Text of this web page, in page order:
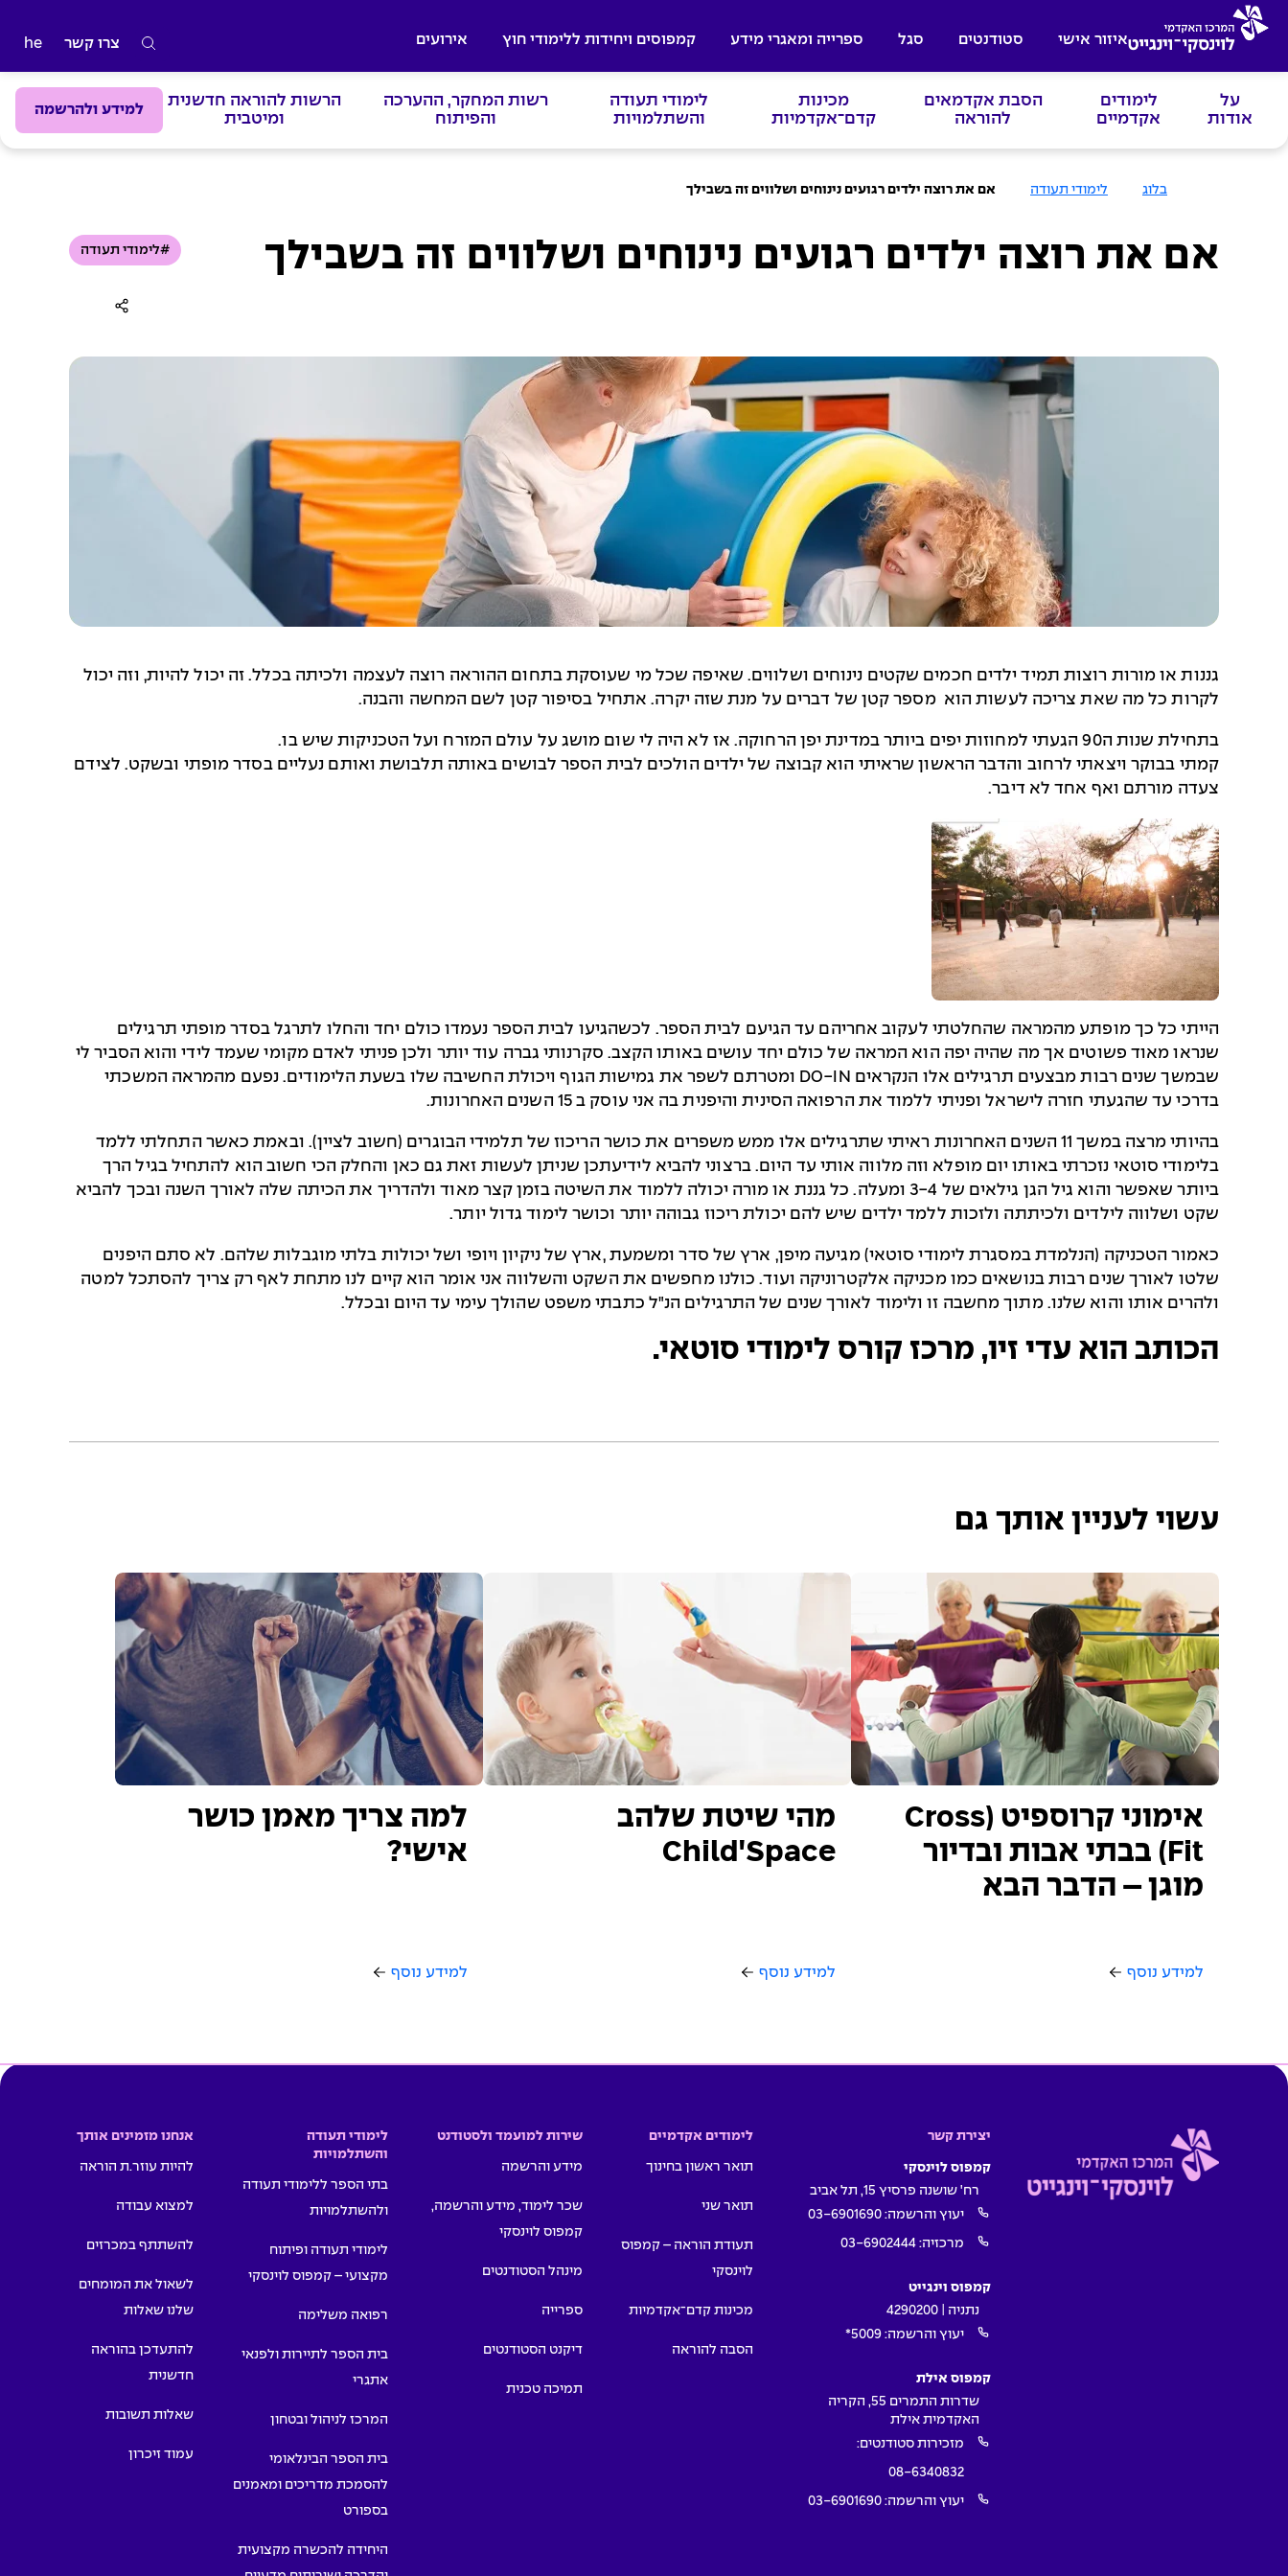
איזור אישי סטודנטים סגל ספרייה ומאגרי מידע קמפוסים ויחידות ללימודי חוץ
אירועים
ל
ד
י
ם
צרו קשר he
על
אודות
לימודים
אקדמיים
הסבת אקדמאים
להוראה
מכינות
קדם־אקדמיות
לימודי תעודה
והשתלמויות
רשות המחקר, ההערכה
והפיתוח
הרשות להוראה חדשנית
ומיטבית
למידע ולהרשמה
ה
ב
י
בלוג לימודי תעודה אם את רוצה ילדים רגועים נינוחים ושלווים זה בשבילך
אם את רוצה ילדים רגועים נינוחים ושלווים זה בשבילך #לימודי תעודה
גננות או מורות רוצות תמיד ילדים חכמים שקטים נינוחים ושלווים. שאיפה שכל מי שעוסקת בתחום ההוראה רוצה לעצמה ולכיתה בכלל. זה יכול להיות, וזה יכול
לקרות כל מה שאת צריכה לעשות הוא מספר קטן של דברים על מנת שזה יקרה. אתחיל בסיפור קטן לשם המחשה והבנה.
בתחילת שנות ה90 הגעתי למחוזות יפים ביותר במדינת יפן הרחוקה. אז לא היה לי שום מושג על עולם המזרח ועל הטכניקות שיש בו.
קמתי בבוקר ויצאתי לרחוב והדבר הראשון שראיתי הוא קבוצה של ילדים הולכים לבית הספר לבושים באותה תלבושת ואותם נעליים בסדר מופתי ובשקט. לצידם
צעדה מורתם ואף אחד לא דיבר.
הייתי כל כך מופתע מהמראה שהחלטתי לעקוב אחריהם עד הגיעם לבית הספר. לכשהגיעו לבית הספר נעמדו כולם יחד והחלו לתרגל בסדר מופתי תרגילים
שנראו מאוד פשוטים אך מה שהיה יפה הוא המראה של כולם יחד עושים באותו הקצב. סקרנותי גברה עוד יותר ולכן פניתי לאדם מקומי שעמד לידי והוא הסביר לי
שבמשך שנים רבות מבצעים תרגילים אלו הנקראים DO-IN ומטרתם לשפר את גמישות הגוף ויכולת החשיבה שלו בשעת הלימודים. נפעם מהמראה המשכתי
בדרכי עד שהגעתי חזרה לישראל ופניתי ללמוד את הרפואה הסינית והיפנית בה אני עוסק ב 15 השנים האחרונות.
בהיותי מרצה במשך 11 השנים האחרונות ראיתי שתרגילים אלו ממש משפרים את כושר הריכוז של תלמידי הבוגרים (חשוב לציין). ובאמת כאשר התחלתי ללמד
בלימודי סוטאי נזכרתי באותו יום מופלא וזה מלווה אותי עד היום. ברצוני להביא לידיעתכן שניתן לעשות זאת גם כאן והחלק הכי חשוב הוא להתחיל בגיל הרך
ביותר שאפשר והוא גיל הגן גילאים של 3-4 ומעלה. כל גננת או מורה יכולה ללמוד את השיטה בזמן קצר מאוד ולהדריך את הכיתה שלה לאורך השנה ובכך להביא
שקט ושלווה לילדים ולכיתתה ולזכות ללמד ילדים שיש להם יכולת ריכוז גבוהה יותר וכושר לימוד גדול יותר.
כאמור הטכניקה (הנלמדת במסגרת לימודי סוטאי) מגיעה מיפן, ארץ של סדר ומשמעת ,ארץ של ניקיון ויופי ושל יכולות בלתי מוגבלות שלהם. לא סתם היפנים
שלטו לאורך שנים רבות בנושאים כמו מכניקה אלקטרוניקה ועוד. כולנו מחפשים את השקט והשלווה אני אומר הוא קיים לנו מתחת לאף רק צריך להסתכל למטה
ולהרים אותו והוא שלנו. מתוך מחשבה זו ולימוד לאורך שנים של התרגילים הנ"ל כתבתי משפט שהולך עימי עד היום ובכלל.
הכותב הוא עדי זיו, מרכז קורס לימודי סוטאי.
עשוי לעניין אותך גם
אימוני קרוספיט (Cross
Fit) בבתי אבות ובדיור
מוגן – הדבר הבא
למידע נוסף
מהי שיטת שלהב
Child'Space
למידע נוסף
למה צריך מאמן כושר
אישי?
למידע נוסף
יצירת קשר
קמפוס לוינסקי
רח' שושנה פרסיץ 15, תל אביב
יעוץ והרשמה: 03-6901690
מרכזיה: 03-6902444
קמפוס וינגייט
נתניה | 4290200
יעוץ והרשמה: 5009*
קמפוס אילת
שדרות התמרים 55, הקריה
האקדמית אילת
מזכירות סטודנטים:
08-6340832
יעוץ והרשמה: 03-6901690
לימודים אקדמיים
תואר ראשון בחינוך
תואר שני
תעודת הוראה – קמפוס
לוינסקי
מכינות קדם־אקדמיות
הסבה להוראה
שירות למועמד ולסטודנט
מידע והרשמה
שכר לימוד, מידע והרשמה,
קמפוס לוינסקי
מינהל הסטודנטים
ספרייה
דיקנט הסטודנטים
תמיכה טכנית
לימודי תעודה
והשתלמויות
בתי הספר ללימודי תעודה
ולהשתלמויות
לימודי תעודה ופיתוח
מקצועי – קמפוס לוינסקי
רפואה משלימה
בית הספר לתיירות ולפנאי
אתגרי
המרכז לניהול ובטחון
בית הספר הבינלאומי
להסמכת מדריכים ומאמנים
בספורט
היחידה להכשרה מקצועית
אנחנו מזמינים אותך
להיות עוזר.ת הוראה
למצוא עבודה
להשתתף במכרזים
לשאול את המומחים
שלנו שאלות
להתעדכן בהוראה
חדשנית
שאלות תשובות
עמוד זיכרון